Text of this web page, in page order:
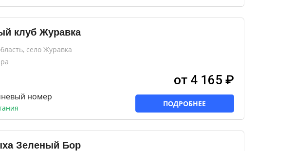
клуб Журавка
село Журавка
номер
от 4 165 ₽
ПОДРОБНЕЕ
Зеленый Бор